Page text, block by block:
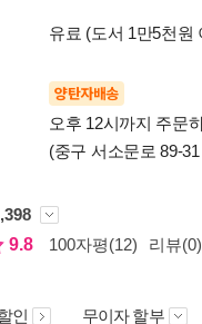
유료 (도서 1만5천원
양탄자배송
오후 12시까지 주문
(중구 서소문로 89-
9.8
100자평(12) 리뷰(0)
인 무이자 할부